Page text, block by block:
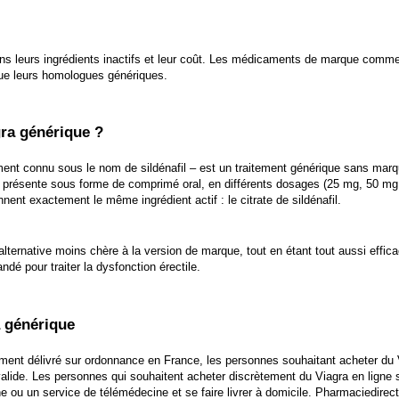
leurs ingrédients inactifs et leur coût. Les médicaments de marque
leurs homologues génériques.
générique ?
connu sous le nom de sildénafil – est un traitement générique sans
sous forme de comprimé oral, en différents dosages (25 mg, 50
exactement le même ingrédient actif : le citrate de sildénafil.
moins chère à la version de marque, tout en étant tout aussi
pour traiter la dysfonction érectile.
générique
délivré sur ordonnance en France, les personnes souhaitant acheter du
Les personnes qui souhaitent acheter discrètement du Viagra en ligne
ou un service de télémédecine et se faire livrer à domicile.